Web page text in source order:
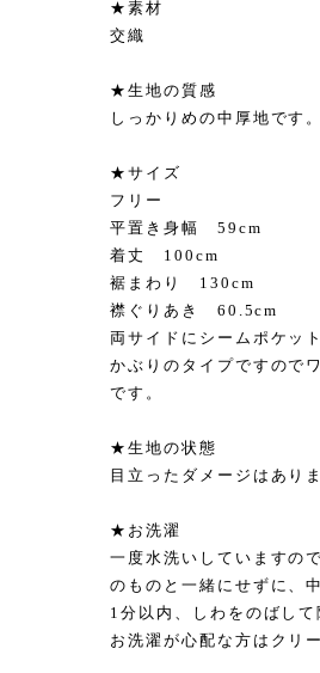
★素材
交織
★生地の質感
しっかりめの中厚地です。
★サイズ
フリー
平置き身幅 59cm
着丈 100cm
裾まわり 130cm
襟ぐりあき 60.5cm
両サイドにシームポケッ
かぶりのタイプですので
です。
★生地の状態
目立ったダメージはあり
★お洗濯
一度水洗いしていますの
のものと一緒にせずに、
1分以内、しわをのばして
お洗濯が心配な方はクリ